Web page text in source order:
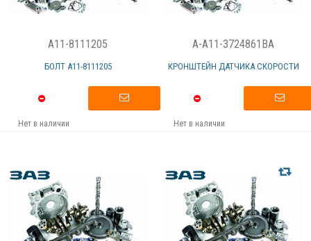
A11-8111205
БОЛТ А11-8111205
Нет в наличии
A-A11-3724861BA
КРОНШТЕЙН ДАТЧИКА СКОРОСТИ
Нет в наличии